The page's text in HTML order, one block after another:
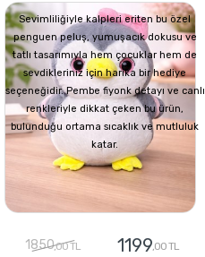
Sevimliliğiyle kalpleri eriten bu özel
penguen peluş, yumuşacık dokusu ve
tatlı tasarımıyla hem çocuklar hem de
sevdikleriniz için harika bir hediye
seçeneğidir. Pembe fiyonk detayı ve canlı
renkleriyle dikkat çeken bu ürün,
bulunduğu ortama sıcaklık ve mutluluk
katar.
1850,00 TL 1199,00 TL